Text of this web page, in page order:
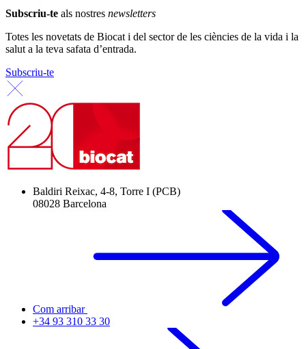
Subscriu-te als nostres newsletters
Totes les novetats de Biocat i del sector de les ciències de la vida i la
salut a la teva safata d’entrada.
Subscriu-te
Baldiri Reixac, 4-8, Torre I (PCB)
08028 Barcelona
Com arribar
+34 93 310 33 30